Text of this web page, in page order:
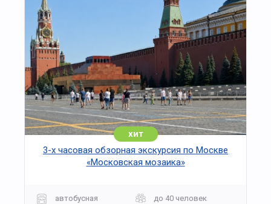
хит
3-х часовая обзорная экскурсия по Москве
«Московская мозаика»
автобусная
до 40 человек